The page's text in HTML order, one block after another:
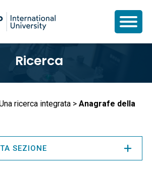
Ricerca
ricerca integrata
Anagrafe della
SEZIONE